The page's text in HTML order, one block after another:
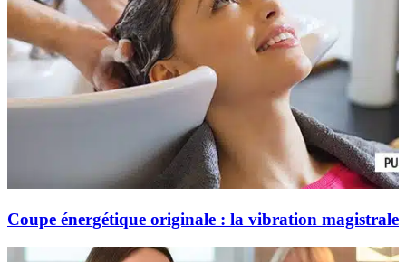
Coupe énergétique originale : la vibration magistrale